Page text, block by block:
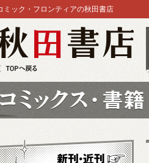
ミック・フロンティアの秋田書店